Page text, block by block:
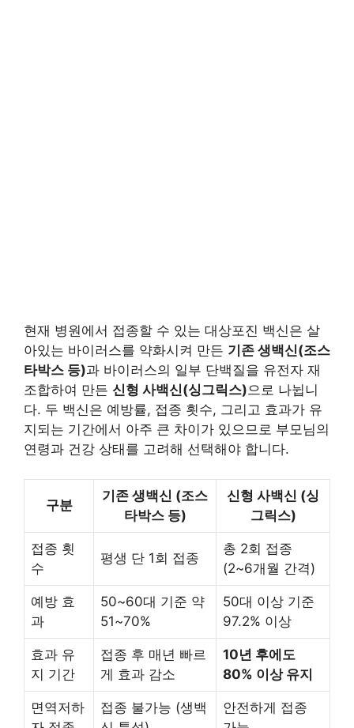
현재 병원에서 접종할 수 있는 대상포진 백신은 살
아있는 바이러스를 약화시켜 만든 기존 생백신(조스
타박스 등)과 바이러스의 일부 단백질을 유전자 재
조합하여 만든 신형 사백신(싱그릭스)으로 나뉩니
다. 두 백신은 예방률, 접종 횟수, 그리고 효과가 유
지되는 기간에서 아주 큰 차이가 있으므로 부모님의
연령과 건강 상태를 고려해 선택해야 합니다.
구분
기존 생백신 (조스
타박스 등)
신형 사백신 (싱
그릭스)
접종 횟
수
평생 단 1회 접종
총 2회 접종
(2~6개월 간격)
예방 효
과
50~60대 기준 약
51~70%
50대 이상 기준
97.2% 이상
효과 유
지 기간
접종 후 매년 빠르
게 효과 감소
10년 후에도
80% 이상 유지
면역저하
접종 불가능 (생백
안전하게 접종